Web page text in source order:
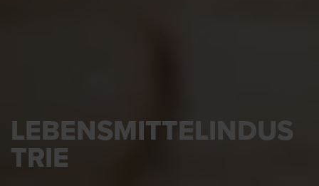
LEBENSMITTELINDUS
TRIE